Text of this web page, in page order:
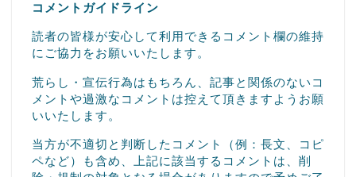
コメントガイドライン
読者の皆様が安心して利用できるコメント欄の維持
にご協力をお願いいたします。
荒らし・宣伝行為はもちろん、記事と関係のないコ
メントや過激なコメントは控えて頂きますようお願
いいたします。
当方が不適切と判断したコメント（例：長文、コピ
ペなど）も含め、上記に該当するコメントは、削